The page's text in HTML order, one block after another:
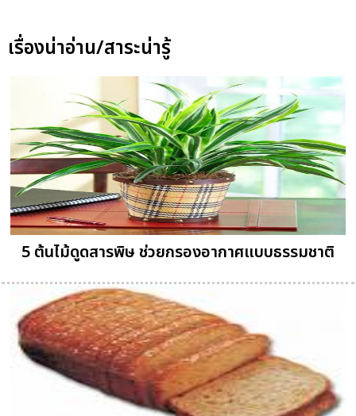
เรื่องน่าอ่าน/สาระน่ารู้
5 ต้นไม้ดูดสารพิษ ช่วยกรองอากาศแบบธรรมชาติ